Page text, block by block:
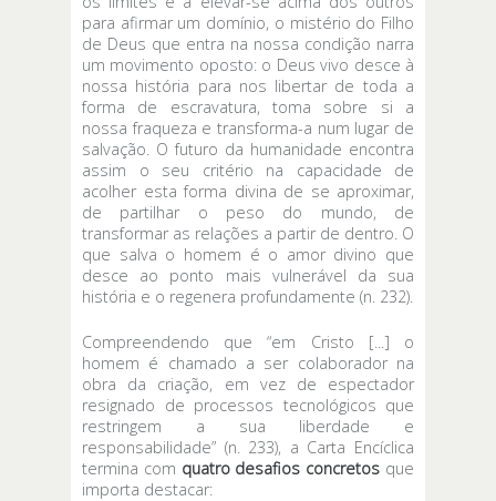
para afirmar um domínio, o mistério do Filho
de Deus que entra na nossa condição narra
um movimento oposto: o Deus vivo desce à
nossa história para nos libertar de toda a
forma de escravatura, toma sobre si a
nossa fraqueza e transforma-a num lugar de
salvação. O futuro da humanidade encontra
assim o seu critério na capacidade de
acolher esta forma divina de se aproximar,
de partilhar o peso do mundo, de
transformar as relações a partir de dentro. O
que salva o homem é o amor divino que
desce ao ponto mais vulnerável da sua
história e o regenera profundamente (n. 232).
Compreendendo que “em Cristo [...] o
homem é chamado a ser colaborador na
obra da criação, em vez de espectador
resignado de processos tecnológicos que
restringem a sua liberdade e
responsabilidade” (n. 233), a Carta Encíclica
termina com quatro desafios concretos que
importa destacar: